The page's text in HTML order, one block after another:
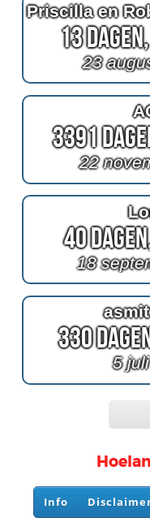
13
23
3391
22
40
18
330
5
Info